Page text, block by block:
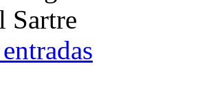
Sartre
entradas